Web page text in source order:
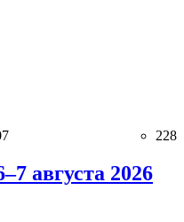
228
августа 2026